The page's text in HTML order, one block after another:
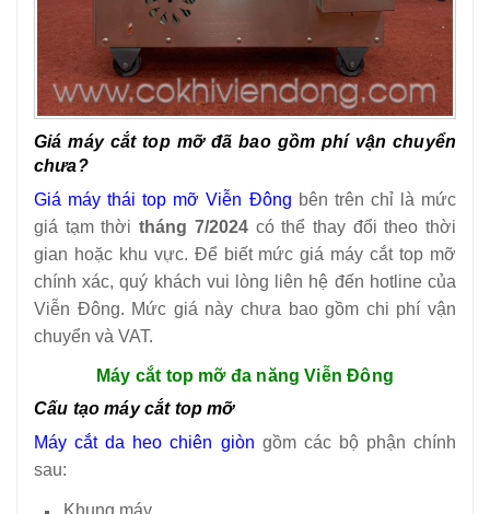
Giá máy cắt top mỡ đã bao gồm phí vận chuyển
chưa?
Giá máy thái top mỡ Viễn Đông bên trên chỉ là mức
giá tạm thờitháng 7/2024có thể thay đổi theo thời
gian hoặc khu vực. Để biết mức giá máy cắt top mỡ
chính xác, quý khách vui lòng liên hệ đến hotline của
Viễn Đông. Mức giá này chưa bao gồm chi phí vận
chuyển và VAT.
Máy cắt top mỡ đa năng Viễn Đông
Cấu tạo máy cắt top mỡ
Máy cắt da heo chiên giòn gồm các bộ phận chính
sau: